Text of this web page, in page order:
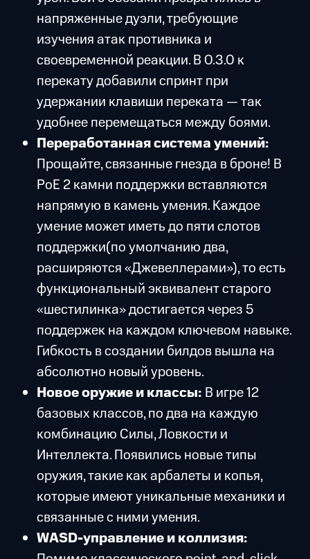
напряженные дуэли, требующие
изучения атак противника и
своевременной реакции. В 0.3.0 к
перекату добавили спринт при
удержании клавиши переката — так
удобнее перемещаться между боями.
Переработанная система умений:
Прощайте, связанные гнезда в броне! В
PoE 2 камни поддержки вставляются
напрямую в камень умения. Каждое
умение может иметь до пяти слотов
поддержки(по умолчанию два,
расширяются «Джевеллерами»), то есть
функциональный эквивалент старого
«шестилинка» достигается через 5
поддержек на каждом ключевом навыке.
Гибкость в создании билдов вышла на
абсолютно новый уровень.
Новое оружие и классы: В игре 12
базовых классов, по два на каждую
комбинацию Силы, Ловкости и
Интеллекта. Появились новые типы
оружия, такие как арбалеты и копья,
которые имеют уникальные механики и
связанные с ними умения.
WASD-управление и коллизия: